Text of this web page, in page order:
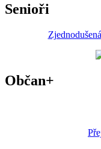
Senioři
Občan+